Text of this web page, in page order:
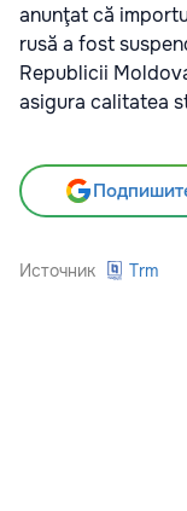
anunţat că
rusă a fost
Republicii
asigura calitatea
Источник Trm